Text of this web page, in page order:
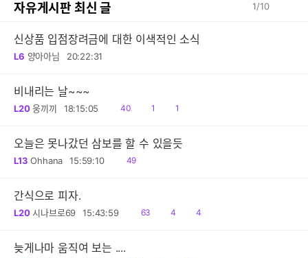
자유게시판 최신 글 1/10
신상품 입점장려금에 대한 이색적인 소식
L6 양아아님 20:22:31
비내리는 날~~~
L20 웅끼끼 18:15:05
읽
40
공1
댓1
오늘은 못나갔던 삼보를 할 수 있을듯
L13 Ohhana 15:59:10
읽
49
간식으로 피자.
L20 시나브로69 15:43:59
읽
63
공
4
댓
4
늦게나마 움직여 보는 ....